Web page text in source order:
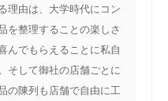
理由は、大学時代にコン
を整理することの楽しさ
んでもらえることに私自
そして御社の店舗ごとに
の陳列も店舗で自由に工